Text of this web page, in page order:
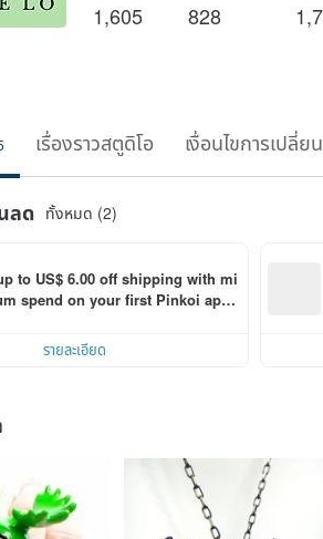
1,605 828
เรื่องราวสตูดิโอ เงื่อนไขการเปลี่
ลด ทั้งหมด (2)
to US$ 6.00 off shipping with mi
spend on your first Pinkoi app
รายละเอียด